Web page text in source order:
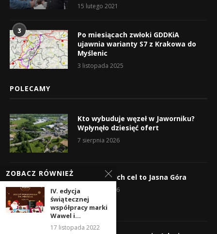
15 lutego 2021
3
Po miesiącach zwłoki GDDKiA
ujawnia warianty S7 z Krakowa do
Myślenic
3 listopada 2025
POLECAMY
Kto wybuduje węzeł w Jaworniku?
Wpłynęło dziesięć ofert
7 sierpnia 2026
Wyruszyli! Ich cel to Jasna Góra
5 sierpnia 2026
ZOBACZ RÓWNIEŻ
IV. edycja
świątecznej
współpracy marki
Wawel i...
17 listopada 2022